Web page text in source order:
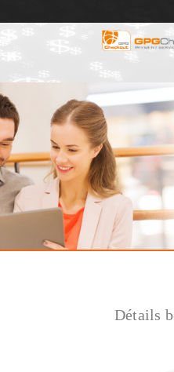
Détails